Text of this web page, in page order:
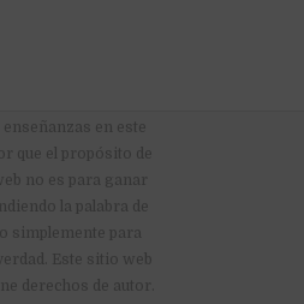
en este
que el propósito de
no es para ganar
la palabra de
simplemente para
Este sitio web
derechos de autor.